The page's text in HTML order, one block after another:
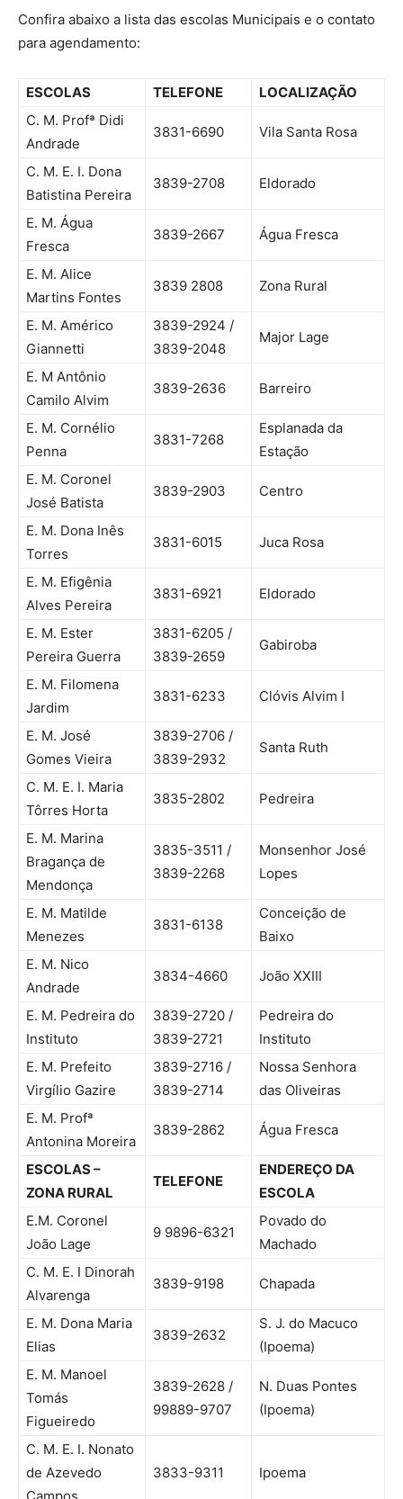
Confira abaixo a lista das escolas Municipais e o contato
para agendamento:
ESCOLAS TELEFONE
LOCALIZAÇÃO
C. M. Profª Didi
Andrade
3831-6690 Vila Santa Rosa
C. M. E. I. Dona
Batistina Pereira
3839-2708 Eldorado
E. M. Água
Fresca
3839-2667 Água Fresca
E. M. Alice
Martins Fontes
3839 2808 Zona Rural
E. M. Américo
Giannetti
3839-2924 /
3839-2048
Major Lage
E. M Antônio
Camilo Alvim
3839-2636 Barreiro
E. M. Cornélio
Penna
3831-7268
Esplanada da
Estação
E. M. Coronel
José Batista
3839-2903 Centro
E. M. Dona Inês
Torres
3831-6015 Juca Rosa
E. M. Efigênia
Alves Pereira
3831-6921 Eldorado
E. M. Ester
Pereira Guerra
3831-6205 /
3839-2659
Gabiroba
E. M. Filomena
Jardim
3831-6233 Clóvis Alvim I
E. M. José
Gomes Vieira
3839-2706 /
3839-2932
Santa Ruth
C. M. E. I. Maria
Tôrres Horta
3835-2802 Pedreira
E. M. Marina
Bragança de
Mendonça
3835-3511 /
3839-2268
Monsenhor José
Lopes
E. M. Matilde
Menezes
3831-6138
Conceição de
Baixo
E. M. Nico
Andrade
3834-4660 João XXIII
E. M. Pedreira do
Instituto
3839-2720 /
3839-2721
Pedreira do
Instituto
E. M. Prefeito
Virgílio Gazire
3839-2716 /
3839-2714
Nossa Senhora
das Oliveiras
E. M. Profª
Antonina Moreira
3839-2862 Água Fresca
ESCOLAS –
ZONA RURAL
TELEFONE
ENDEREÇO DA
ESCOLA
E.M. Coronel
João Lage
9 9896-6321
Povado do
Machado
C. M. E. I Dinorah
Alvarenga
3839-9198 Chapada
E. M. Dona Maria
Elias
3839-2632
S. J. do Macuco
(Ipoema)
E. M. Manoel
Tomás
Figueiredo
3839-2628 /
99889-9707
N. Duas Pontes
(Ipoema)
C. M. E. I. Nonato
de Azevedo
3833-9311 Ipoema